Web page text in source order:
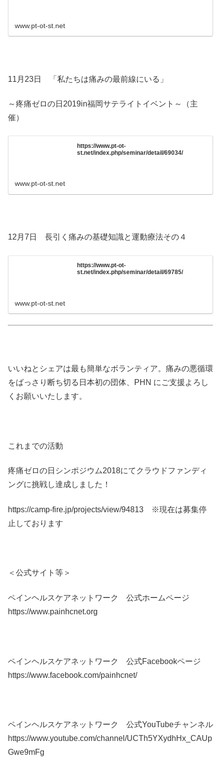
www.pt-ot-st.net
11月23日 「私たちは痛みの最前線にいる」
～疼痛ゼロの日2019in福岡サテライトイベント～（主
催）
https://www.pt-ot-
st.net/index.php/seminar/detail/69034/
www.pt-ot-st.net
12月7日 長引く痛みの基礎知識と運動療法その４
https://www.pt-ot-
st.net/index.php/seminar/detail/69785/
www.pt-ot-st.net
いいねとシェアは最も簡単なボランティア。痛みの悪循環
をばっさり断ち切る日本初の団体、PHN にご支援よろし
くお願いいたします。
これまでの活動
疼痛ゼロの日シンポジウム2018にてクラウドファンディ
ングに挑戦し達成しました！
https://camp-fire.jp/projects/view/94813 ※現在は募集停
止しております
＜公式サイト等＞
ペインヘルスケアネットワーク 公式ホームページ
https://www.painhcnet.org
ペインヘルスケアネットワーク 公式Facebookページ
https://www.facebook.com/painhcnet/
ペインヘルスケアネットワーク 公式YouTubeチャンネル
https://www.youtube.com/channel/UCTh5YXydhHx_CAUp
Gwe9mFg